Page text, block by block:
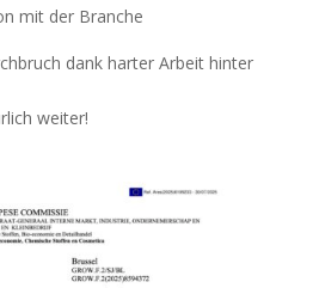
mit der Branche
dank harter Arbeit hinter
weiter!